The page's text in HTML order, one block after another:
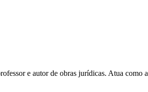
e autor de obras jurídicas. Atua como